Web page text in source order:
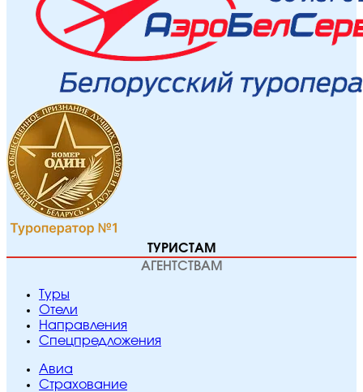
ТУРИСТАМ
АГЕНТСТВАМ
Туры
Отели
Направления
Спецпредложения
Авиа
Страхование